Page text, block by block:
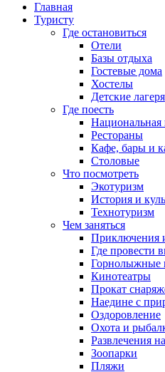
Главная
Туристу
Где остановиться
Отели
Базы отдыха
Гостевые дома
Хостелы
Детские лагеря
Где поесть
Национальная
Рестораны
Кафе, бары и
Столовые
Что посмотреть
Экотуризм
История и
Технотуризм
Чем заняться
Приключения
Где провести
Горнолыжные
Кинотеатры
Прокат
Наедине с
Оздоровление
Охота и
Развлечения
Зоопарки
Пляжи